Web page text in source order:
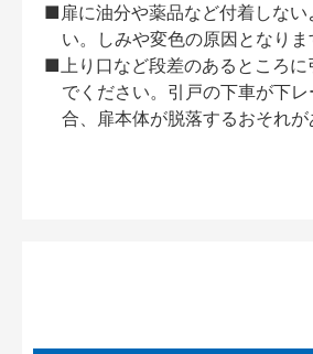
■扉に油分や薬品など付着しない
い。しみや変色の原因となりま
■上り口など段差のあるところに
でください。引戸の下車が下
合、扉本体が脱落するおそれが